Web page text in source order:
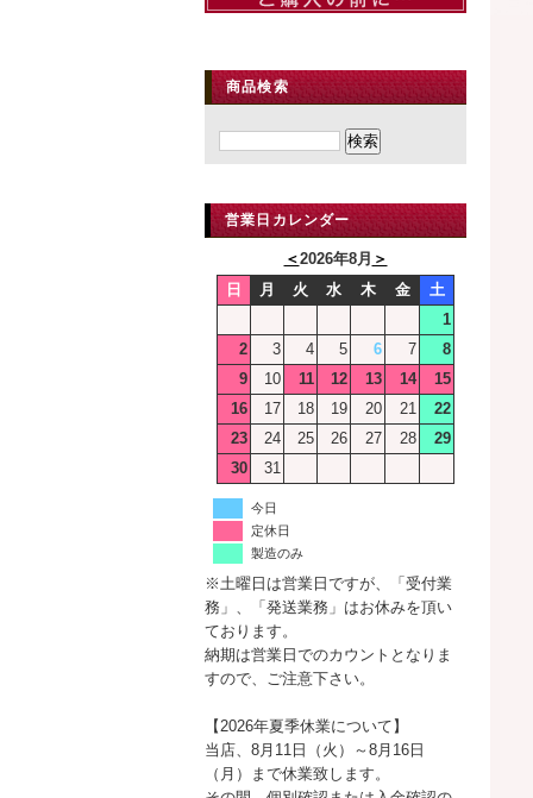
商品検索
営業日カレンダー
＜2026年8月 ＞
日
月 火 水 木 金
土
1
2
3 4 5 6 7
8
9
10 11 12 13 14
15
16
17 18 19 20 21
22
23
24 25 26 27 28
29
30
31
今日
定休日
製造のみ
※土曜日は営業日ですが、「受付業
務」、「発送業務」はお休みを頂い
ております。
納期は営業日でのカウントとなりま
すので、ご注意下さい。
【2026年夏季休業について】
当店、8月11日（火）～8月16日
（月）まで休業致します。